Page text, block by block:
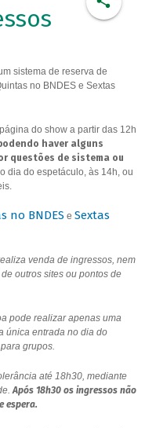
sistema de reserva de
no BNDES e Sextas
do show a partir das 12h
haver alguns
questões de sistema ou
dia do espetáculo, às 14h, ou
no BNDES e Sextas
venda de ingressos, nem
outros sites ou pontos de
pode realizar apenas uma
única entrada no dia do
grupos.
até 18h30, mediante
Após 18h30 os ingressos não
espera.